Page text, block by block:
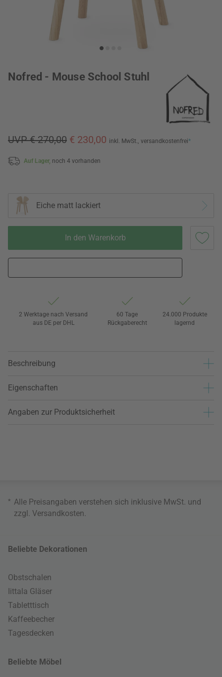
Nofred - Mouse School Stuhl
UVP € 270,00 € 230,00 inkl. MwSt., versandkostenfrei*
Auf Lager, noch 4 vorhanden
Eiche matt lackiert
In den Warenkorb
2 Werktage nach Versand
aus DE per DHL
60 Tage
Rückgaberecht
24.000 Produkte
lagernd
Beschreibung
Eigenschaften
Angaben zur Produktsicherheit
* Alle Preisangaben verstehen sich inklusive MwSt. und
zzgl. Versandkosten
Beliebte Dekorationen
Obstschalen
Iittala Gläser
Tabletttisch
Kaffeebecher
Tagesdecken
Beliebte Möbel